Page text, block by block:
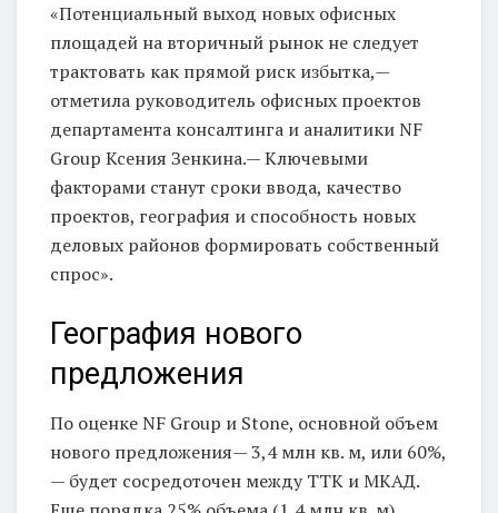
«Потенциальный выход новых офисных
площадей на вторичный рынок не следует
трактовать как прямой риск избытка,—
отметила руководитель офисных проектов
департамента консалтинга и аналитики NF
Group Ксения Зенкина.— Ключевыми
факторами станут сроки ввода, качество
проектов, география и способность новых
деловых районов формировать собственный
спрос».
География нового
предложения
По оценке NF Group и Stone, основной объем
нового предложения— 3,4 млн кв. м, или 60%,
— будет сосредоточен между ТТК и МКАД.